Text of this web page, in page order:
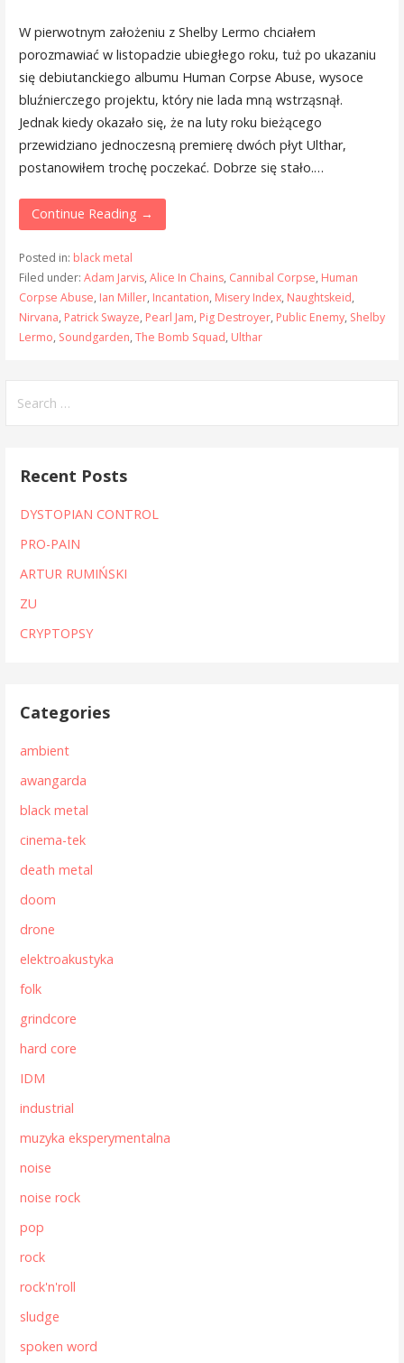
W pierwotnym założeniu z Shelby Lermo chciałem
porozmawiać w listopadzie ubiegłego roku, tuż po ukazaniu
się debiutanckiego albumu Human Corpse Abuse, wysoce
bluźnierczego projektu, który nie lada mną wstrząsnął.
Jednak kiedy okazało się, że na luty roku bieżącego
przewidziano jednoczesną premierę dwóch płyt Ulthar,
postanowiłem trochę poczekać. Dobrze się stało.…
Continue Reading →
Posted in: black metal
Filed under: Adam Jarvis, Alice In Chains, Cannibal Corpse, Human
Corpse Abuse, Ian Miller, Incantation, Misery Index, Naughtskeid,
Nirvana, Patrick Swayze, Pearl Jam, Pig Destroyer, Public Enemy, Shelby
Lermo, Soundgarden, The Bomb Squad, Ulthar
for:
Recent Posts
DYSTOPIAN CONTROL
PRO-PAIN
ARTUR RUMIŃSKI
ZU
CRYPTOPSY
Categories
ambient
awangarda
black metal
cinema-tek
death metal
doom
drone
elektroakustyka
folk
grindcore
hard core
IDM
industrial
muzyka eksperymentalna
noise
noise rock
pop
rock
rock'n'roll
sludge
spoken word